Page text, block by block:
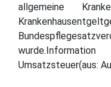
allgemeine
Umsatzsteuer(aus: